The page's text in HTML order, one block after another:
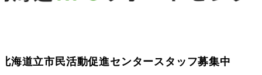
北海道立市民活動促進センタースタッフ募集中